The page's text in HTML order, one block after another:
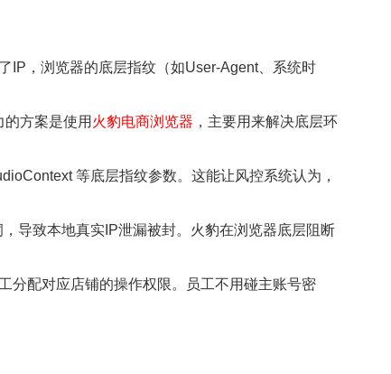
，浏览器的底层指纹（如User-Agent、系统时
方案是使用 火豹电商浏览器 ，主要用来解决底层环
等底层指纹参数。这能让风控系统认为，
导致本地真实IP泄漏被封。火豹在浏览器底层阻断
分配对应店铺的操作权限。员工不用碰主账号密